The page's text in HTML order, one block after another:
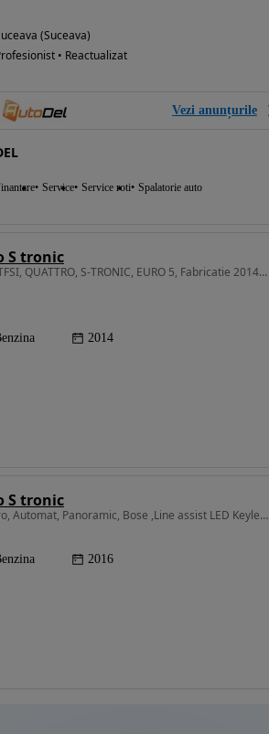
(Suceava)
• Reactualizat
Vezi anunțurile
Service Service roti Spalatorie auto
S tronic
1984 cm3 • 211 CP • AUDI Q3 2.0 TFSI, QUATTRO, S-TRONIC, EURO 5, Fabricatie 2014, 211 CP
2014
S tronic
1984 cm3 • 211 CP • 2.0Tfsi Quattro, Automat, Panoramic, Bose ,Line assist LED Keyless
2016